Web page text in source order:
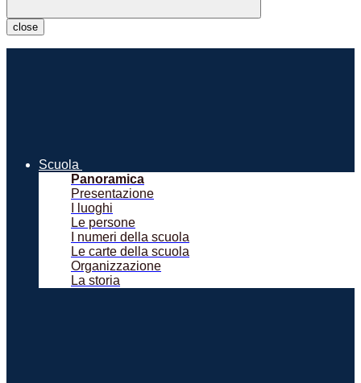
close
Scuola
Panoramica
Presentazione
I luoghi
Le persone
I numeri della scuola
Le carte della scuola
Organizzazione
La storia